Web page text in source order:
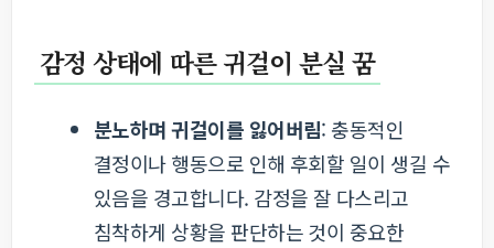
감정 상태에 따른 귀걸이 분실 꿈
분노하며 귀걸이를 잃어버림: 충동적인
결정이나 행동으로 인해 후회할 일이 생길 수
있음을 경고합니다. 감정을 잘 다스리고
침착하게 상황을 판단하는 것이 중요한